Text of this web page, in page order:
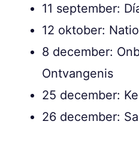
11 september:
12 oktober:
8 december:
Ontvangenis
25 december:
26 december: